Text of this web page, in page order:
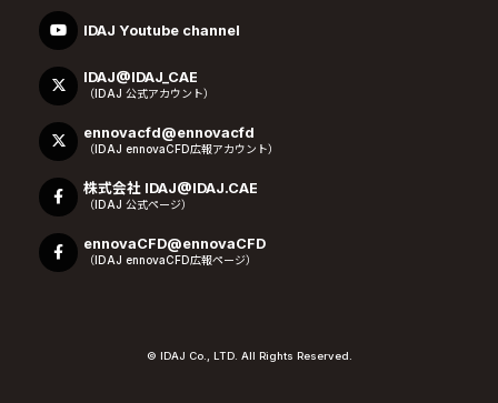
IDAJ Youtube channel
IDAJ@IDAJ_CAE
（IDAJ 公式アカウント）
ennovacfd@ennovacfd
（IDAJ ennovaCFD広報アカウント）
株式会社 IDAJ@IDAJ.CAE
（IDAJ 公式ページ）
ennovaCFD@ennovaCFD
（IDAJ ennovaCFD広報ページ）
© IDAJ Co., LTD. All Rights Reserved.